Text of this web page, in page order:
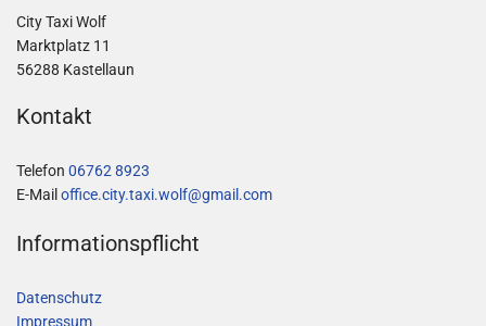
City Taxi Wolf
Marktplatz 11
56288 Kastellaun
Kontakt
Telefon 06762 8923
E-Mail office.city.taxi.wolf@gmail.com
Informationspflicht
Datenschutz
Impressum